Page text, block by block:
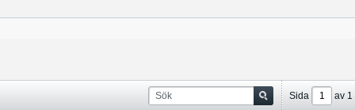
Sida av 1